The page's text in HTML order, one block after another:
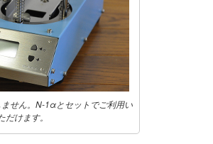
せん。N-1αとセットでご利用い
だけます。